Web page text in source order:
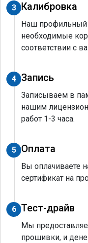
3 Калибровка
Наш профильный
необходимые
соответствии с
4 Запись
Записываем в
нашим
работ 1-3 часа.
5 Оплата
Вы оплачиваете
сертификат на
6 Тест-драйв
Мы
прошивки, и